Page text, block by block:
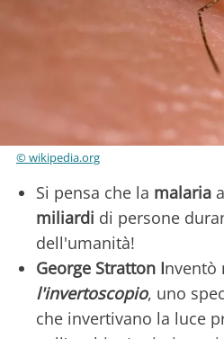
© wikipedia.org
Si pensa che la malaria
miliardi di persone
dell'umanità!
George Stratton Inventò
l'invertoscopio, uno
che invertivano la luce